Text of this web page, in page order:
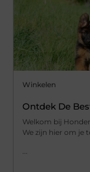
Winkelen
Ontdek De
Welkom bij
We zijn hier om je
...